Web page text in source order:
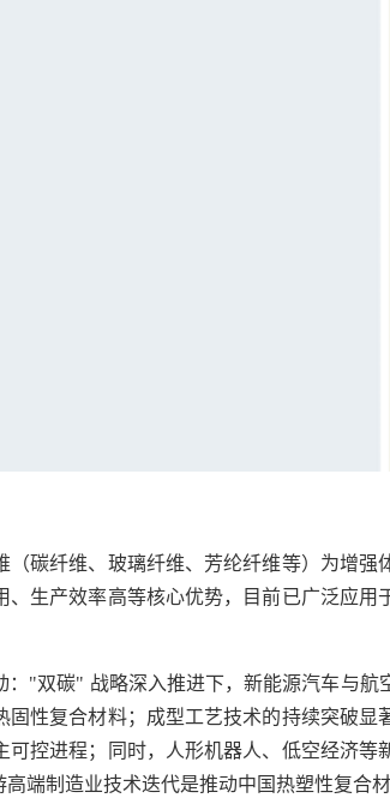
碳纤维、玻璃纤维、芳纶纤维等）为增强
生产效率高等核心优势，目前已广泛应用
"双碳" 战略深入推进下，新能源汽车与航
性复合材料；成型工艺技术的持续突破显
控进程；同时，人形机器人、低空经济等
端制造业技术迭代是推动中国热塑性复合